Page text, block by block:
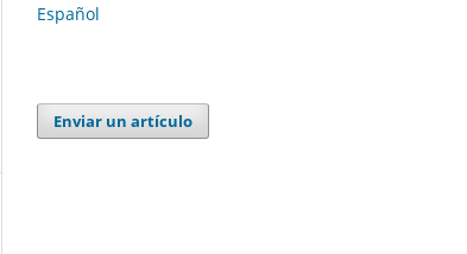
Español
Enviar un artículo